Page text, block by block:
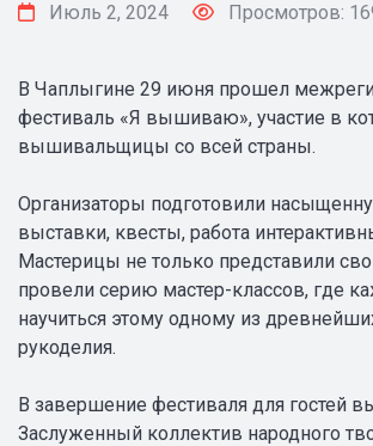
Июль 2, 2024 Просмотров:
В Чаплыгине 29 июня прошел
фестиваль «Я вышиваю», участие в
вышивальщицы со всей страны.
Организаторы подготовили
выставки, квесты, работа
Мастерицы не только представили
провели серию мастер-классов, где
научиться этому одному из
рукоделия.
В завершение фестиваля для гостей
Заслуженный коллектив народного